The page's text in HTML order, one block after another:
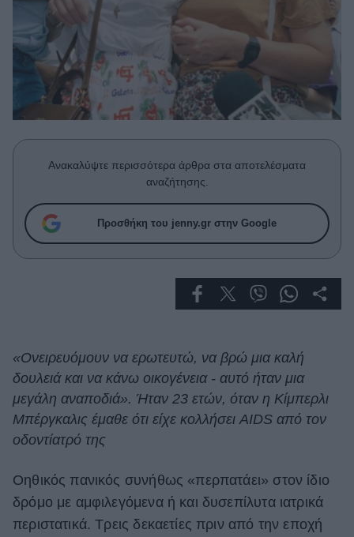
Parenting
Working Girl
Real Women
Πρόσωπα
Συνεντεύξεις
Ask the Guru
Success Stories
Deco
Cooking
Green
Αφιερώματα
ΒΟΞ
Ανακαλύψτε περισσότερα άρθρα στα αποτελέσματα
αναζήτησης.
Προσθήκη του jenny.gr στην Google
«Ονειρευόμουν να ερωτευτώ, να βρώ μια καλή
δουλειά και να κάνω οικογένεια - αυτό ήταν μια
μεγάλη αναποδιά». Ήταν 23 ετών, όταν η Κίμπερλι
Μπέργκαλις έμαθε ότι είχε κολλήσει AIDS από τον
οδοντίατρό της
Οηθικός πανικός συνήθως «περπατάει» στον ίδιο
δρόμο με αμφιλεγόμενα ή και δυσεπίλυτα ιατρικά
περιστατικά. Τρεις δεκαετίες πριν από την εποχή